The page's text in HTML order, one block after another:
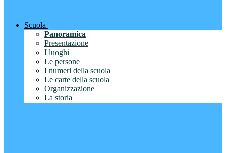
Scuola
Panoramica
Presentazione
I luoghi
Le persone
I numeri della scuola
Le carte della scuola
Organizzazione
La storia